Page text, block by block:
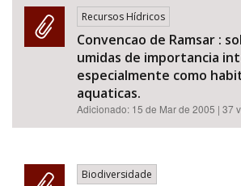
Recursos Hídricos
Convencao de Ramsar :
umidas de importancia
especialmente como
aquaticas.
Adicionado: 15 de Mar de 2005 | 37
Biodiversidade